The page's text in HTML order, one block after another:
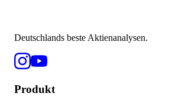
Deutschlands beste Aktienanalysen.
Produkt